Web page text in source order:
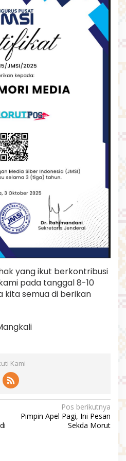
yang ikut berkontribusi
pada tanggal 8-10
kita semua di berikan
Kami
Pos berikutnya
Pimpin Apel Pagi, Ini Pesan
Sekda Morut